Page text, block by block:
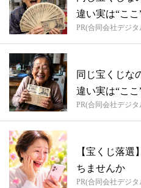
違い実は“ここ
PR(合同会社デジ
同じ宝くじな
違い実は“ここ
PR(合同会社デジ
【宝くじ落
ちませんか
PR(合同会社デジ